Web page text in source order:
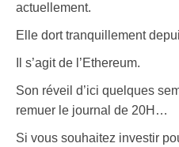
actuellement.
Elle dort tranquillement
Il s’agit de l’Ethereum.
Son réveil d’ici quelques
remuer le journal de 20H…
Si vous souhaitez investir